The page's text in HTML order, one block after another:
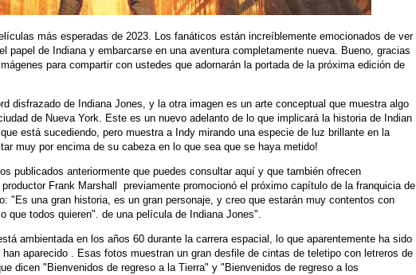
más esperadas de 2023. Los fanáticos están increíblemente emocionados de ver
papel de Indiana y embarcarse en una aventura completamente nueva. Bueno, gracias
para compartir con ustedes que adornarán la portada de la próxima edición de
disfrazado de Indiana Jones, y la otra imagen es un arte conceptual que muestra algo
de Nueva York. Este es un nuevo adelanto de lo que implicará la historia de Indian
está sucediendo, pero muestra a Indy mirando una especie de luz brillante en la
muy por encima de su cabeza en lo que sea que se haya metido!
publicados anteriormente que puedes consultar aquí y que también ofrecen
Frank Marshall previamente promocionó el próximo capítulo de la franquicia de
"Es una gran historia, es un gran personaje, y creo que estarán muy contentos con
que todos quieren". de una película de Indiana Jones".
ambientada en los años 60 durante la carrera espacial, lo que aparentemente ha sido
aparecido . Esas fotos muestran un gran desfile de cintas de teletipo con letreros de
dicen "Bienvenidos de regreso a la Tierra" y "Bienvenidos de regreso a los